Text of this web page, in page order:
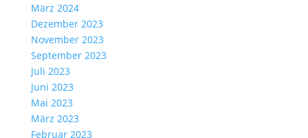
März 2024
Dezember 2023
November 2023
September 2023
Juli 2023
Juni 2023
Mai 2023
März 2023
Februar 2023